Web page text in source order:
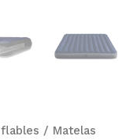
/ Matelas